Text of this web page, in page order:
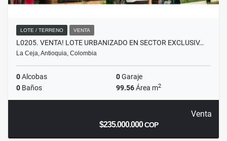
LOTE / TERRENO VENTA
L0205. VENTA! LOTE URBANIZADO EN SECTOR EXCLUSIV…
La Ceja, Antioquia, Colombia
0Alcobas 0Garaje
0 Baños 99.56Área m2
Venta
$235.000.000COP